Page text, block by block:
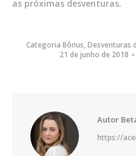
as próximas desventuras.
Categoria Bônus,Desventuras
21 de junho de 2018
Autor
https://